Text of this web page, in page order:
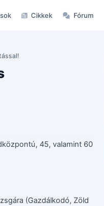
Cikkek Fórum
45, valamint 60
(Gazdálkodó, Zöld